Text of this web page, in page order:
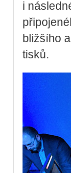
i
bližšího
tisků.